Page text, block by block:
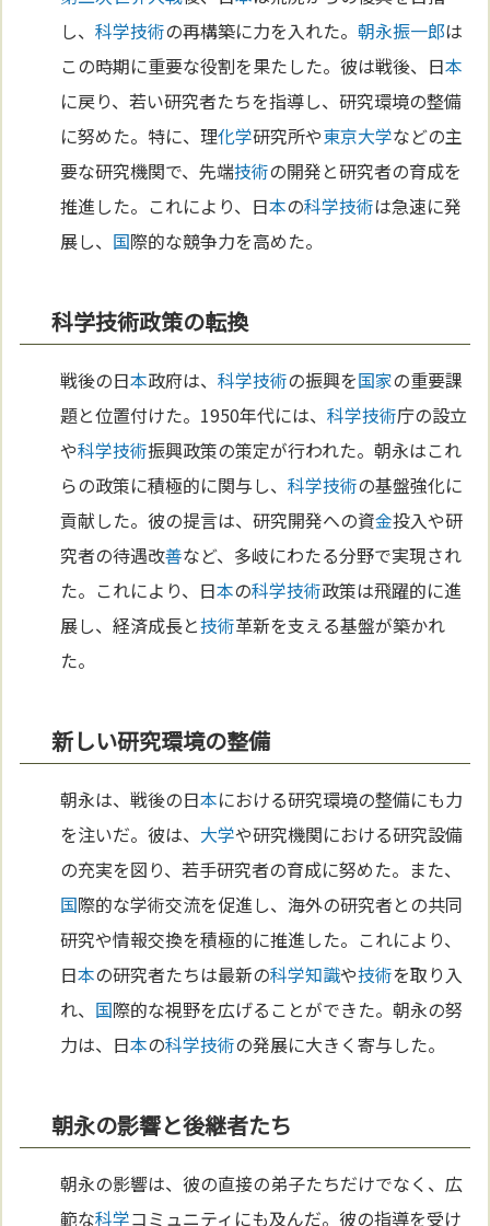
し、科学技術の再構築に力を入れた。朝永振一郎は
この時期に重要な役割を果たした。彼は戦後、日本
に戻り、若い研究者たちを指導し、研究環境の整備
に努めた。特に、理化学研究所や東京大学などの主
要な研究機関で、先端技術の開発と研究者の育成を
推進した。これにより、日本の科学技術は急速に発
展し、 国際的な競争力を高めた。
科学技術政策の転換
戦後の日本政府は、科学技術の振興を国家の重要課
題と位置付けた。1950年代には、科学技術庁の設立
や科学技術振興政策の策定が行われた。朝永はこれ
らの政策に積極的に関与し、科学技術の基盤強化に
貢献した。彼の提言は、研究開発への資金投入や研
究者の待遇改善など、多岐にわたる分野で実現され
た。これにより、日本の科学技術政策は飛躍的に進
展し、経済成長と技術革新を支える基盤が築かれ
た。
新しい研究環境の整備
朝永は、戦後の日本における研究環境の整備にも力
を注いだ。彼は、 大学や研究機関における研究設備
の充実を図り、若手研究者の育成に努めた。また、
国際的な学術交流を促進し、海外の研究者との共同
研究や情報交換を積極的に推進した。これにより、
日本の研究者たちは最新の科学知識や技術を取り入
れ、 国際的な視野を広げることができた。朝永の努
力は、日本の科学技術の発展に大きく寄与した。
朝永の影響と後継者たち
朝永の影響は、彼の直接の弟子たちだけでなく、広
範な科学コミュニティにも及んだ。彼の指導を受け